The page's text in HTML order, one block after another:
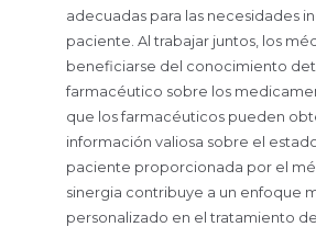
adecuadas para las necesidades
paciente. Al trabajar juntos, los
beneficiarse del conocimiento
farmacéutico sobre los
que los farmacéuticos pueden
información valiosa sobre el
paciente proporcionada por el
sinergia contribuye a un enfoque
personalizado en el tratamiento